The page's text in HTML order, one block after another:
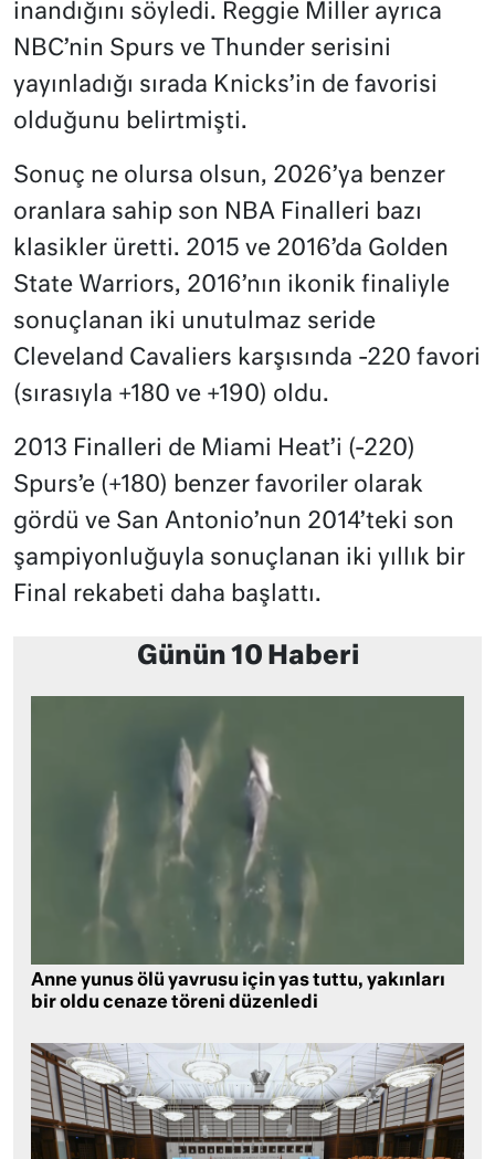
inandığını söyledi. Reggie Miller ayrıca
NBC’nin Spurs ve Thunder serisini
yayınladığı sırada Knicks’in de favorisi
olduğunu belirtmişti.
Sonuç ne olursa olsun, 2026’ya benzer
oranlara sahip son NBA Finalleri bazı
klasikler üretti. 2015 ve 2016’da Golden
State Warriors, 2016’nın ikonik finaliyle
sonuçlanan iki unutulmaz seride
Cleveland Cavaliers karşısında -220 favori
(sırasıyla +180 ve +190) oldu.
2013 Finalleri de Miami Heat’i (-220)
Spurs’e (+180) benzer favoriler olarak
gördü ve San Antonio’nun 2014’teki son
şampiyonluğuyla sonuçlanan iki yıllık bir
Final rekabeti daha başlattı.
Günün 10 Haberi
Anne yunus ölü yavrusu için yas tuttu, yakınları
bir oldu cenaze töreni düzenledi